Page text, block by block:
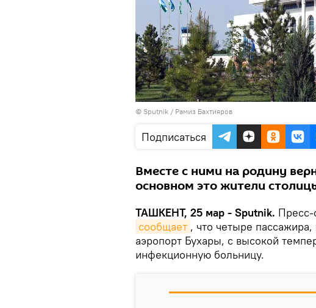
© Sputnik / Рамиз Бахтияров
Подписаться
Вместе с ними на родину
основном это жители
ТАШКЕНТ, 25 мар - Sputnik. Пресс-
сообщает , что четыре
аэропорт Бухары, с высокой
инфекционную больницу.